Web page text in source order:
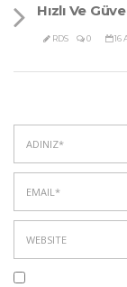
Hızlı Ve
RDS 0 16